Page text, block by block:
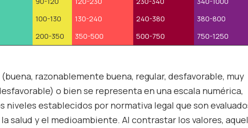
100-130 130-240 240-380
380-800
200-350 350-500 500-750 750-1250
razonablemente buena, regular, desfavorable, muy
o bien se representa en una escala numérica,
niveles establecidos por normativa legal que son
salud y el medioambiente. Al contrastar los valores,